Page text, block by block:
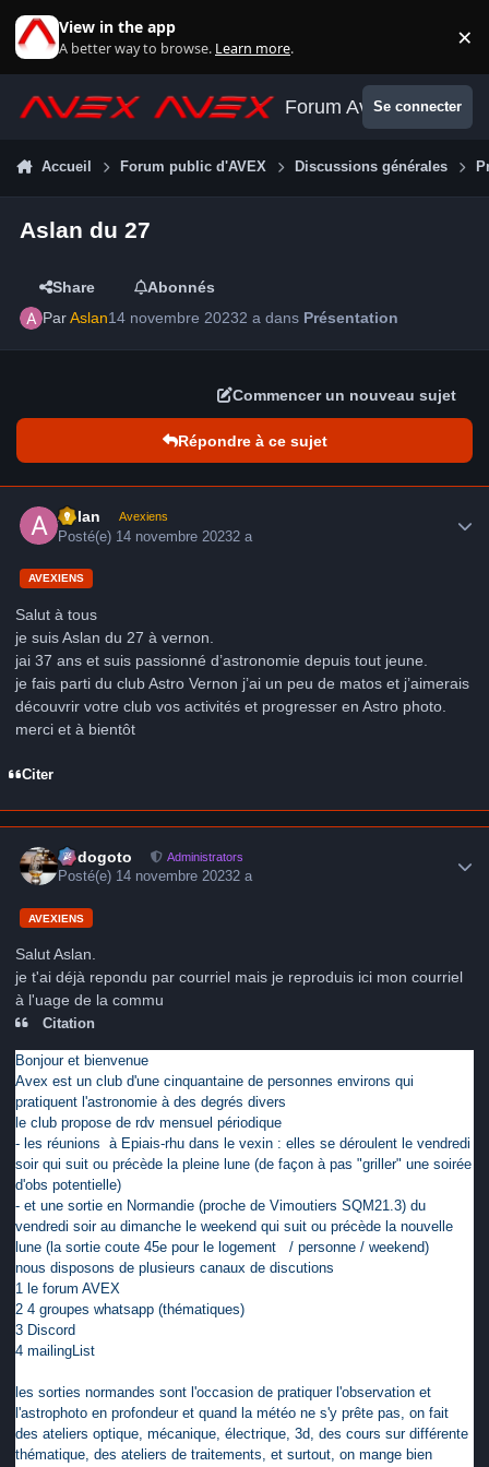
View in the app
A better way to browse. Learn more. ×
Forum AvexSe connecter
Accueil Forum public d'AVEX Discussions générales
Aslan du 27
Share
Abonnés
ParAslan14 novembre 20232 a dans Présentation
Commencer un nouveau sujet
Répondre à ce sujet
Aslan Avexiens
Posté(e) 14 novembre 20232 a
AVEXIENS
Salut à tous
je suis Aslan du 27 à vernon.
jai 37 ans et suis passionné d’astronomie depuis tout jeune.
je fais parti du club Astro Vernon j’ai un peu de matos et j’aimerais
découvrir votre club vos activités et progresser en Astro photo.
merci et à bientôt
Citer
frédogoto Administrators
Posté(e) 14 novembre 20232 a
AVEXIENS
Salut Aslan.
je t'ai déjà repondu par courriel mais je reproduis ici mon courriel
à l'uage de la commu
Citation
Bonjour et bienvenue
Avex est un club d'une cinquantaine de personnes environs qui
pratiquent l'astronomie à des degrés divers
le club propose de rdv mensuel périodique
- les réunions à Epiais-rhu dans le vexin : elles se déroulent le vendredi
soir qui suit ou précède la pleine lune (de façon à pas "griller" une soirée
d'obs potentielle)
- et une sortie en Normandie (proche de Vimoutiers SQM21.3) du
vendredi soir au dimanche le weekend qui suit ou précède la nouvelle
lune (la sortie coute 45e pour le logement / personne / weekend)
nous disposons de plusieurs canaux de discutions
1 le forum AVEX
2 4 groupes whatsapp (thématiques)
3 Discord
4 mailingList
les sorties normandes sont l'occasion de pratiquer l'observation et
l'astrophoto en profondeur et quand la météo ne s'y prête pas, on fait
des ateliers optique, mécanique, électrique, 3d, des cours sur différente
thématique, des ateliers de traitements, et surtout, on mange bien